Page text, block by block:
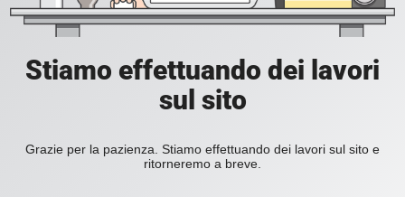
Stiamo effettuando dei lavori
sul sito
Grazie per la pazienza. Stiamo effettuando dei lavori sul sito e
ritorneremo a breve.